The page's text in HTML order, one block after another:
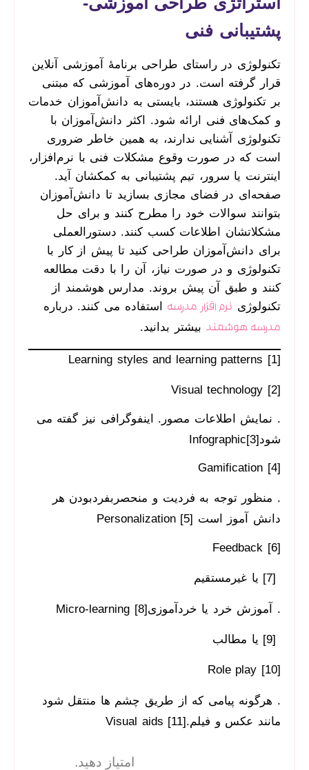
پشتیبانی فنی
تکنولوژی در راستای طراحی برنامۀ آموزشی آنلاین
قرار گرفته است. در دوره‌های آموزشی که مبتنی
بر تکنولوژی هستند، بایستی به دانش‌آموزان خدمات
و کمک‌های فنی ارائه شود. اکثر دانش‌آموزان با
تکنولوژی آشنایی ندارند، به همین خاطر ضروری
است که در صورت وقوع مشکلات فنی با نرم‌افزار،
اینترنت یا سرور، تیم پشتیبانی به کمکشان آید.
صفحه‌ای در فضای مجازی بسازید تا دانش‌آموزان
بتوانند سوالات خود را مطرح کنند و برای حل
مشکلاتشان اطلاعات کسب کنند. دستورالعملی
برای دانش‌آموزان طراحی کنید تا پیش از کار با
تکنولوژی و در صورت نیاز، آن را با دقت مطالعه
کنند و طبق آن پیش بروند. مدارس هوشمند از
تکنولوژی نرم افزار مدرسه استفاده می کنند. درباره
مدرسه هوشمند بیشتر بدانید.
Learning styles and learning patterns [1]
Visual technology [2]
. نمایش اطلاعات مصور. اینفوگرافی نیز گفته می
شودInfographic[3]
Gamification [4]
. منظور توجه به فردیت و منحصربفردبودن هر
دانش آموز است Personalization [5]
Feedback [6]
[7] یا غیرمستقیم
. آموزش خرد یا خردآموزیMicro-learning [8]
[9] یا مطالب
Role play [10]
. هرگونه پیامی که از طریق چشم ها منتقل شود
مانند عکس و فیلم.Visual aids [11]
امتیاز دهید.